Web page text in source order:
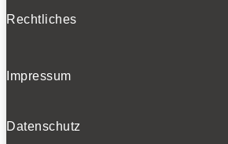
Rechtliches
Impressum
Datenschutz